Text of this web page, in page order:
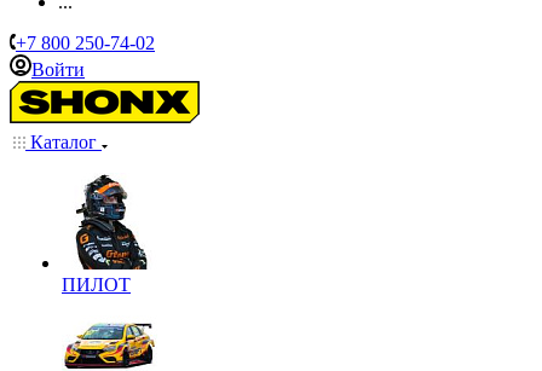
+7 800 250-74-02
Войти
Каталог
ПИЛОТ